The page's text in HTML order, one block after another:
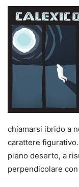
chiamarsi ibrido a
carattere
pieno deserto, a
perpendicolare